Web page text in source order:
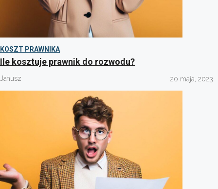
KOSZT PRAWNIKA
Ile kosztuje prawnik do rozwodu?
Janusz 20 maja, 2023